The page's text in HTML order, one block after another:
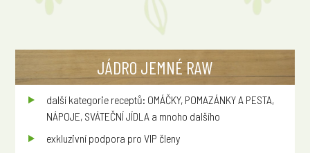
JÁDRO JEMNÉ RAW
další kategorie receptů: OMÁČKY, POMAZÁNKY A PESTA,
NÁPOJE, SVÁTEČNÍ JÍDLA a mnoho dalšího
exkluzivní podpora pro VIP členy